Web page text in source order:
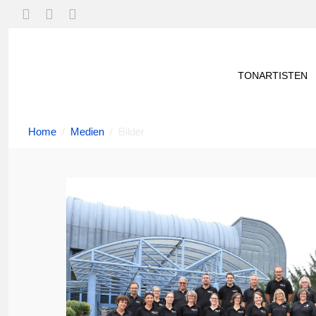
TONARTISTEN
Home Medien Bilder